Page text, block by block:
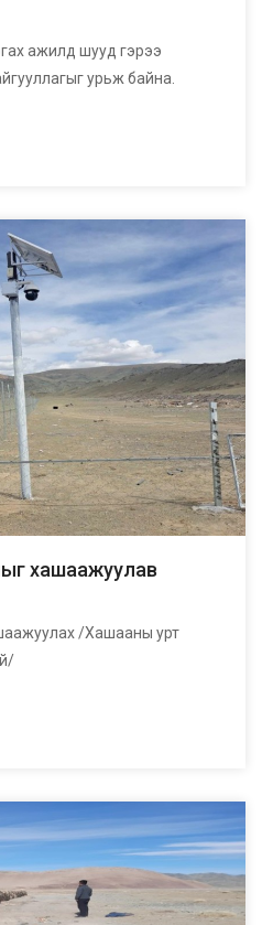
ажилд шууд гэрээ
урьж байна.
хашаажуулав
/Хашааны урт